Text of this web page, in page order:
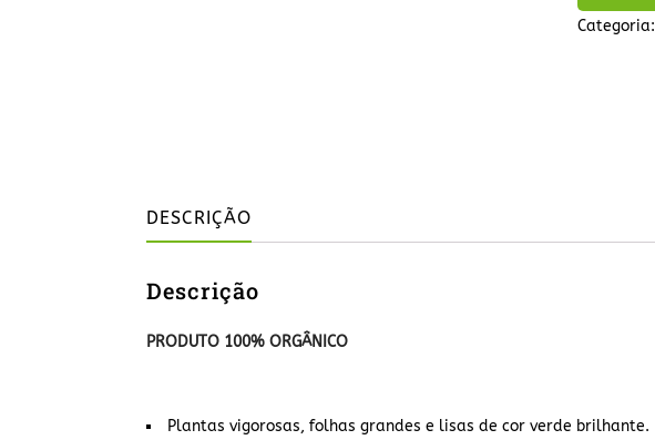
Categoria:
DESCRIÇÃO
Descrição
PRODUTO 100% ORGÂNICO
Plantas vigorosas, folhas grandes e lisas de cor verde brilhante.